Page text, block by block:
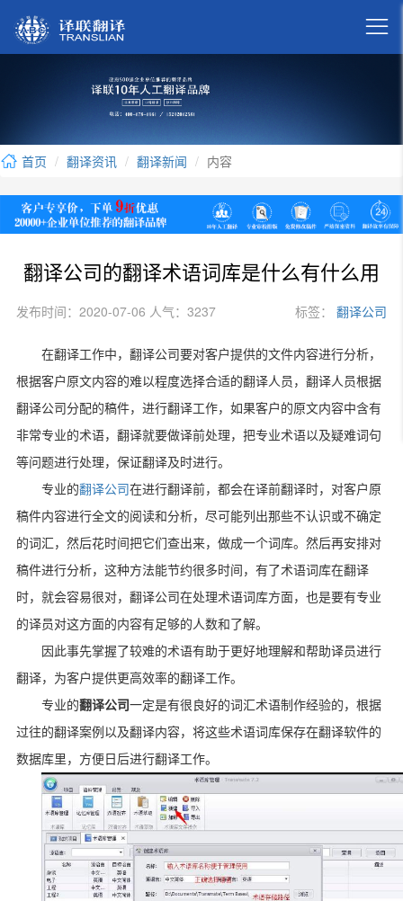

首页 翻译资讯 翻译新闻 内容
翻译公司的翻译术语词库是什么有什么用
发布时间：2020-07-06 人气：3237 标签： 翻译公司
在翻译工作中，翻译公司要对客户提供的文件内容进行分析，
根据客户原文内容的难以程度选择合适的翻译人员，翻译人员根据
翻译公司分配的稿件，进行翻译工作，如果客户的原文内容中含有
非常专业的术语，翻译就要做译前处理，把专业术语以及疑难词句
等问题进行处理，保证翻译及时进行。
专业的翻译公司 在进行翻译前，都会在译前翻译时，对客户原
稿件内容进行全文的阅读和分析，尽可能列出那些不认识或不确定
的词汇，然后花时间把它们查出来，做成一个词库。然后再安排对
稿件进行分析，这种方法能节约很多时间，有了术语词库在翻译
时，就会容易很对，翻译公司在处理术语词库方面，也是要有专业
的译员对这方面的内容有足够的人数和了解。
因此事先掌握了较难的术语有助于更好地理解和帮助译员进行
翻译，为客户提供更高效率的翻译工作。
专业的翻译公司 一定是有很良好的词汇术语制作经验的，根据
过往的翻译案例以及翻译内容， 将这些术语词库保存在翻译软件的
数据库里，方便日后进行翻译工作。